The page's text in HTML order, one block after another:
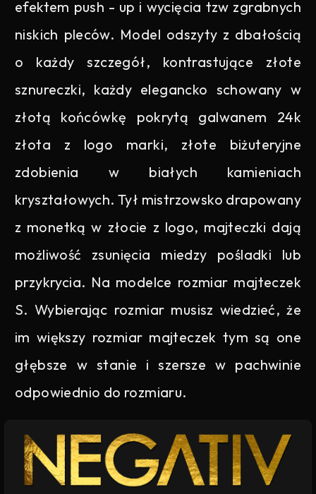
efektem push - up i wycięcia tzw zgrabnych
niskich pleców. Model odszyty z dbałością
o każdy szczegół, kontrastujące złote
sznureczki, każdy elegancko schowany w
złotą końcówkę pokrytą galwanem 24k
złota z logo marki, złote biżuteryjne
zdobienia w białych kamieniach
kryształowych. Tył mistrzowsko drapowany
z monetką w złocie z logo, majteczki dają
możliwość zsunięcia miedzy pośladki lub
przykrycia. Na modelce rozmiar majteczek
S. Wybierając rozmiar musisz wiedzieć, że
im większy rozmiar majteczek tym są one
głębsze w stanie i szersze w pachwinie
odpowiednio do rozmiaru.